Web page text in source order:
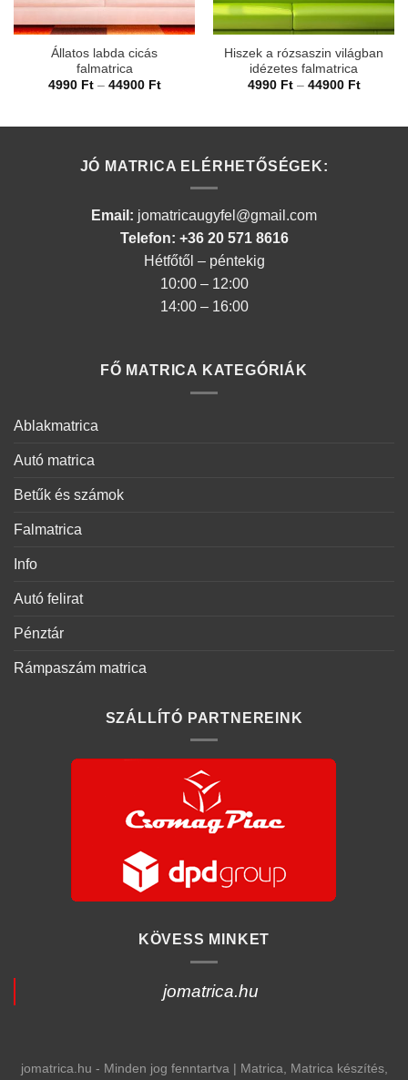
Állatos labda cicás
falmatrica
4990 Ft – 44900 FtÁrtartomány:
Hiszek a rózsaszin világban
idézetes falmatrica
4990 Ft – 44900 Ft
JÓ MATRICA ELÉRHETŐSÉGEK:
Email: jomatricaugyfel@gmail.com
Telefon: +36 20 571 8616
Hétfőtől – péntekig
10:00 – 12:00
14:00 – 16:00
FŐ MATRICA KATEGÓRIÁK
Ablakmatrica
Autó matrica
Betűk és számok
Falmatrica
Info
Autó felirat
Pénztár
Rámpaszám matrica
SZÁLLÍTÓ PARTNEREINK
KÖVESS MINKET
jomatrica.hu
jomatrica.hu - Minden jog fenntartva | Matrica, Matrica készítés,